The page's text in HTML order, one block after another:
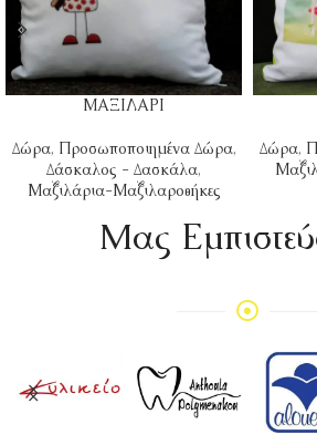
ΜΑΞΙΛΑΡΙ
Δώρα, Προσωποποιημένα Δώρα,
Δάσκαλος - Δασκάλα,
Μαξιλάρια-Μαξιλαροθήκες
Δώρα,
Mας